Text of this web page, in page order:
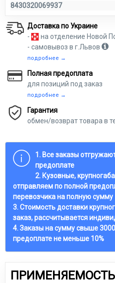
8430320069937
Доставка по Украине
-
на отделение Новой
- самовывоз в г.Львов
подробнее →
Полная предоплата
для позиций под заказ
подробнее →
Гарантия
обмен/возврат товара в
1. Все заказы
предоплате
2. Кузовные,
отправляем по полной
перевозчика на полную сумму
3. Стоимость доставки
заказ, рассчитывается
4. Заказы на сумму свыше
предоплате не меньше 10%
ПРИМЕНЯЕМОСТЬ